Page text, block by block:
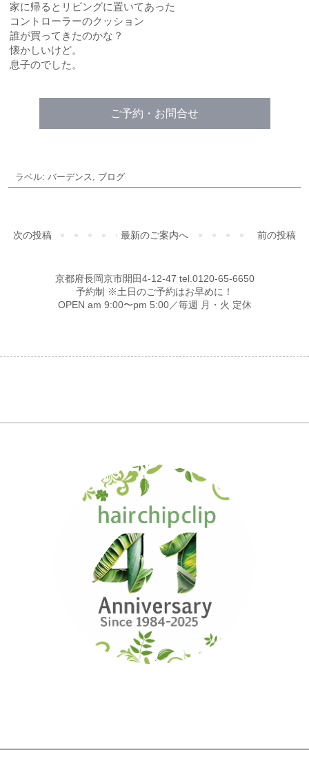
家に帰るとリビングに置いてあった
コントローラーのクッション
誰が買ってきたのかな？
懐かしいけど。
息子のでした。
ご予約・お問合せ
ラベル: バーデンス, ブログ
次の投稿 前の投稿
最新のご案内へ
京都府長岡京市開田4-12-47 tel.0120-65-6650
予約制 ※土日のご予約はお早めに！
OPEN am 9:00〜pm 5:00／毎週 月・火 定休